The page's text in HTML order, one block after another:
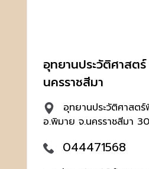
อุทยานประวัติศาสต
นครราชสีมา
อุทยานประวัติศาสต
อ.พิมาย จ.นครราชสีมา
044471568